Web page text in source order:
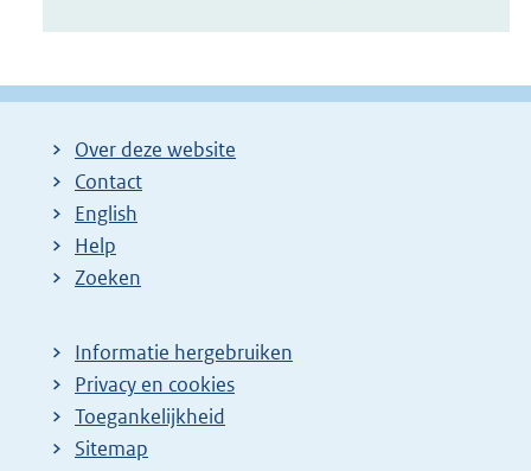
Over deze website
Contact
English
Help
Zoeken
Informatie hergebruiken
Privacy en cookies
Toegankelijkheid
Sitemap